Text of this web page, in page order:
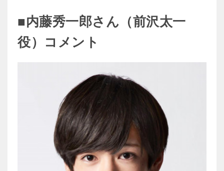
■内藤秀一郎さん（前沢太一
役）コメント